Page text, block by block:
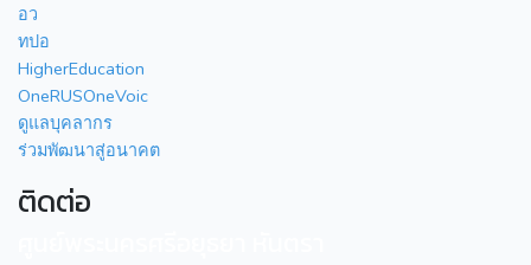
อว
ทปอ
HigherEducation
OneRUSOneVoic
ดูแลบุคลากร
ร่วมพัฒนาสู่อนาคต
ติดต่อ